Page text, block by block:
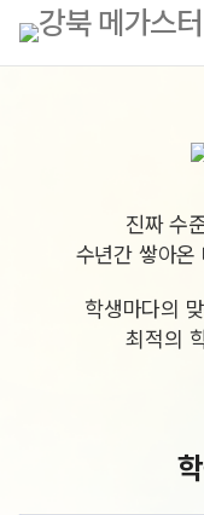
진짜 수
수년간 쌓아온
학생마다의
최적의